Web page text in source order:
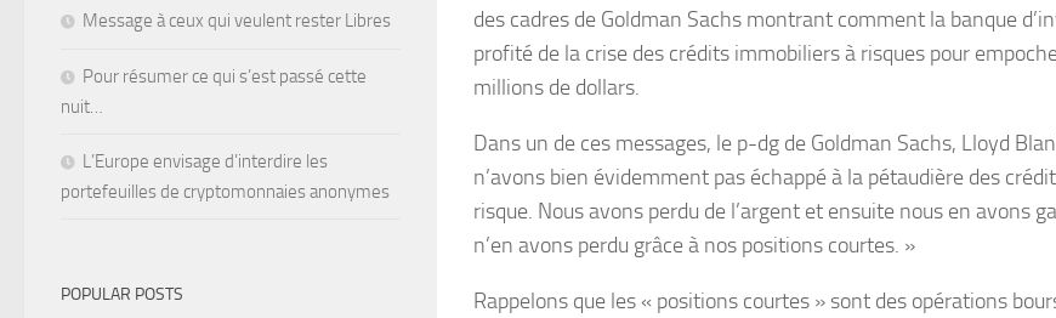
des cadres de Goldman Sachs montrant comment la banque
profité de la crise des crédits immobiliers à risques pour
millions de dollars.
Dans un de ces messages, le p-dg de Goldman Sachs, Lloyd
n’avons bien évidemment pas échappé à la pétaudière des
risque. Nous avons perdu de l’argent et ensuite nous en avons
n’en avons perdu grâce à nos positions courtes. »
Rappelons que les « positions courtes » sont des opérations
Message à ceux qui veulent rester Libres
Pour résumer ce qui s’est passé cette
nuit…
L’Europe envisage d’interdire les
portefeuilles de cryptomonnaies anonymes
POPULAR POSTS